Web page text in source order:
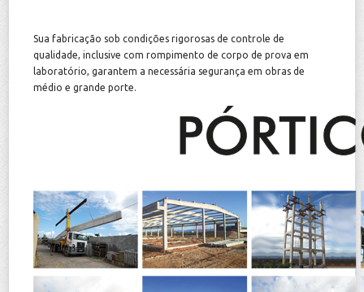
Sua fabricação sob condições rigorosas de controle de
qualidade, inclusive com rompimento de corpo de prova em
laboratório, garantem a necessária segurança em obras de
médio e grande porte.